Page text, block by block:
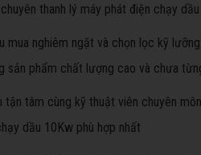
thanh lý máy phát điện chạy
mua nghiêm ngặt và chọn lọc kỹ
sản phẩm chất lượng cao và chưa
tận tâm cùng kỹ thuật viên chuyên
dầu 10Kw phù hợp nhất